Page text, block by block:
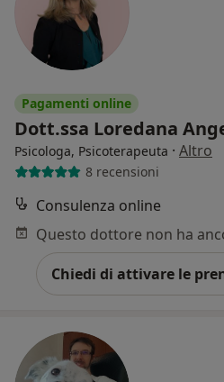
Pagamenti online
Dott.ssa Loredana
Psicologa, Psicoterapeuta · Altro
8 recensioni
Consulenza online
Chiedi di attivare le